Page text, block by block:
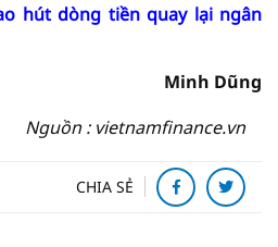
hút dòng tiền quay lại ngân
Minh Dũng
Nguồn : vietnamfinance.vn
CHIA SẺ